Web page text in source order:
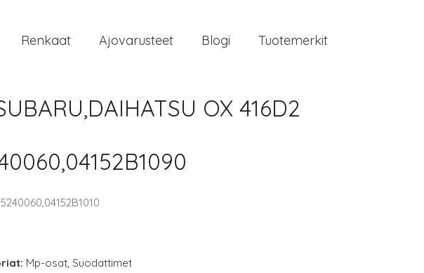
Renkaat Ajovarusteet Blogi Tuotemerkit
OX 416D2
Mp-osat, Suodattimet